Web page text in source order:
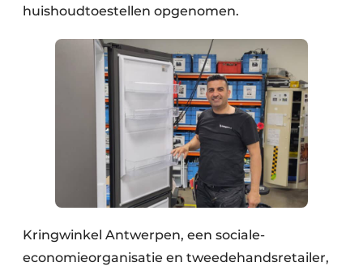
Houtafval
Kunststofafval
Medisch afval
Metaalrecyclage
Textielrecyclage
huishoudtoestellen opgenomen.
Kringwinkel Antwerpen, een sociale-
economieorganisatie en tweedehandsretailer,